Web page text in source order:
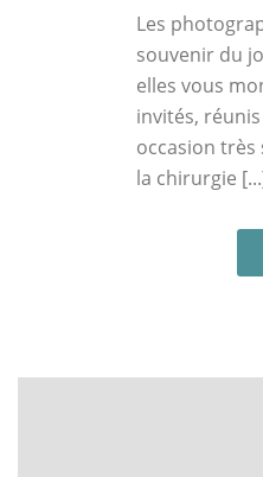
Les
souvenir du
elles vous
invités,
occasion très
la chirurgie